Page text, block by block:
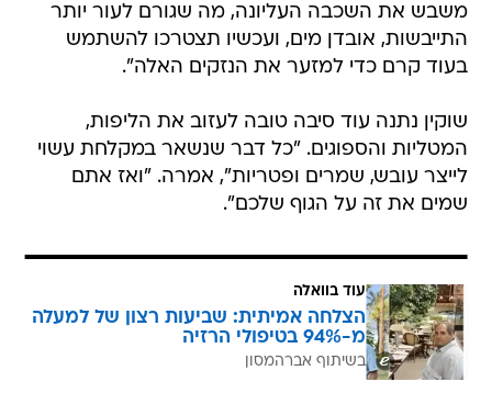
משבש את השכבה העליונה, מה שגורם לעור יותר
התייבשות, אובדן מים, ועכשיו תצטרכו להשתמש
בעוד קרם כדי למזער את הנזקים האלה".
שוקין נתנה עוד סיבה טובה לעזוב את הליפות,
המטליות והספוגים. "כל דבר שנשאר במקלחת עשוי
לייצר עובש, שמרים ופטריות", אמרה. "ואז אתם
שמים את זה על הגוף שלכם".
עוד בוואלה
הצלחה אמיתית: שביעות רצון של למעלה
מ-94% בטיפולי הרזיה
בשיתוף אברהמסון